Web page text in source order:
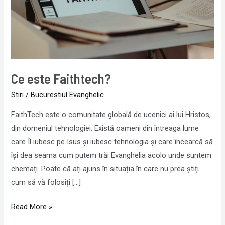
Ce este Faithtech?
Stiri / Bucurestiul Evanghelic
FaithTech este o comunitate globală de ucenici ai lui Hristos,
din domeniul tehnologiei. Există oameni din întreaga lume
care Îl iubesc pe Isus și iubesc tehnologia și care încearcă să
își dea seama cum putem trăi Evanghelia acolo unde suntem
chemați. Poate că ați ajuns în situația în care nu prea știți
cum să vă folosiți […]
Read More »